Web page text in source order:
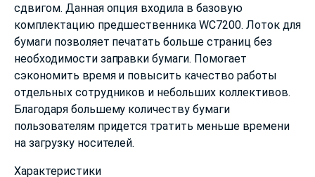
сдвигом. Данная опция входила в базовую
комплектацию предшественника WC7200. Лоток для
бумаги позволяет печатать больше страниц без
необходимости заправки бумаги. Помогает
сэкономить время и повысить качество работы
отдельных сотрудников и небольших коллективов.
Благодаря большему количеству бумаги
пользователям придется тратить меньше времени
на загрузку носителей.
Характеристики